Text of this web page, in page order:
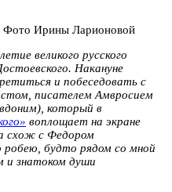
Фото Ирины Ларионовой
великого русского
Накануне
и побеседовать с
писателем Амвросием
который в
воплощает на экране
схож с Федором
робею, будто рядом со мной
и знатоком души